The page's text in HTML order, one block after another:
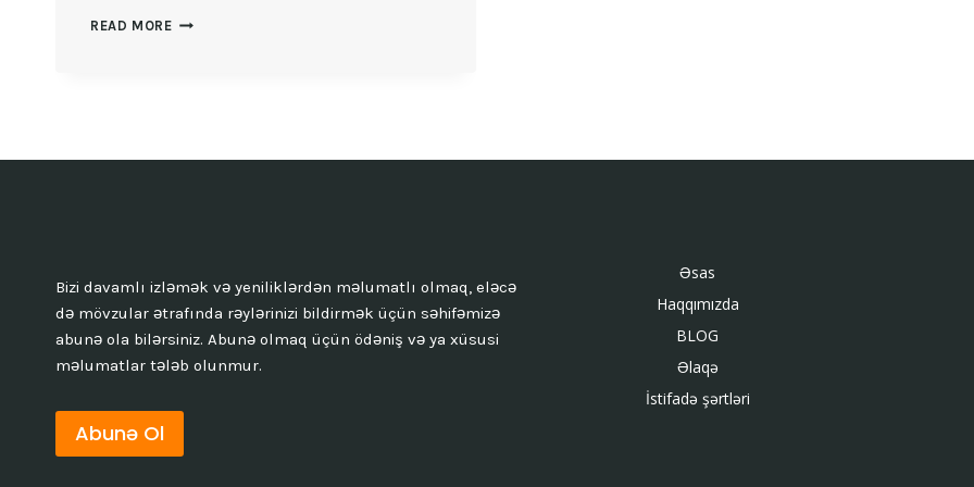
READ MORE MÜŞTƏRƏK
Bizi davamlı izləmək və yeniliklərdən məlumatlı olmaq, eləcə
də mövzular ətrafında rəylərinizi bildirmək üçün səhifəmizə
abunə ola bilərsiniz. Abunə olmaq üçün ödəniş və ya xüsusi
məlumatlar tələb olunmur.
Abunə Ol
Əsas
Haqqımızda
BLOG
Əlaqə
İstifadə şərtləri